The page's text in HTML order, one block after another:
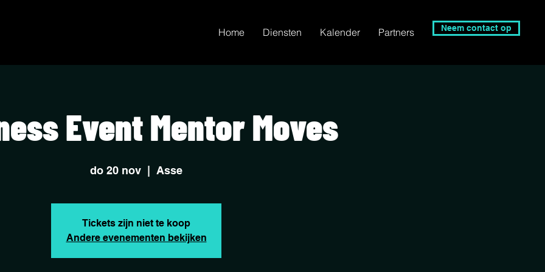
Home Diensten Kalender Partners Neem contact op
Event Mentor Moves
do 20 nov Asse
Tickets zijn niet te koop
Andere evenementen bekijken